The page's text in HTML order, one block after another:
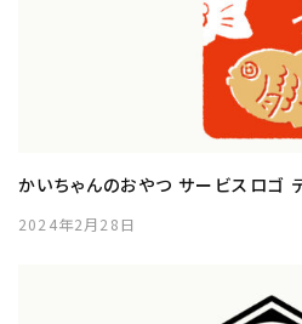
かいちゃんのおやつ サービスロゴ
2024年2月28日